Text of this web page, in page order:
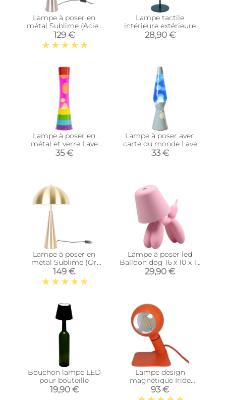
Lampe à poser en
métal Sublime (Acier
brossé)
129 €
Lampe tactile
intérieure extérieure
led 36 cm (Bleu)
28,90 €
Lampe à poser en
métal et verre Lave
(Arc en ciel / Fuchsia)
35 €
Lampe à poser avec
carte du monde Lave
33 €
Lampe à poser en
métal Sublime (Or
brossé)
149 €
Lampe à poser led
Balloon dog 16 x 10 x 18
cm (Rose)
29,90 €
Bouchon lampe LED
pour bouteille
19,90 €
Lampe design
magnétique Iride
(Orange)
93 €